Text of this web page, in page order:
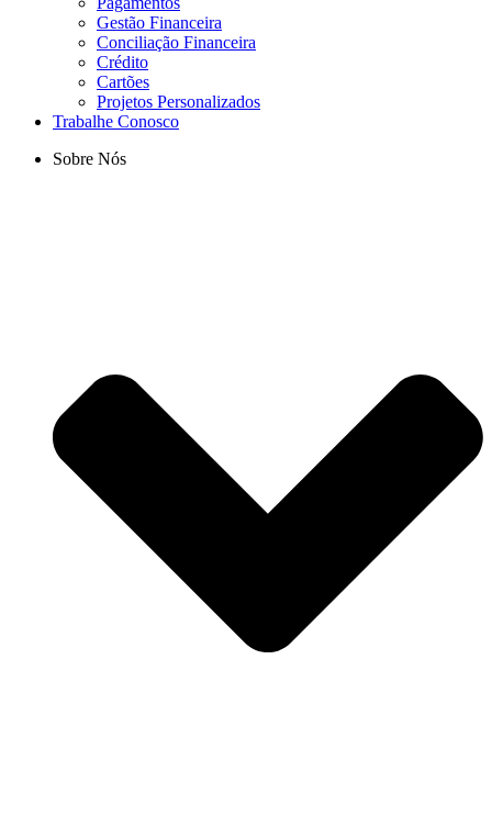
Gestão Financeira
Conciliação Financeira
Crédito
Cartões
Projetos Personalizados
Trabalhe Conosco
Sobre Nós